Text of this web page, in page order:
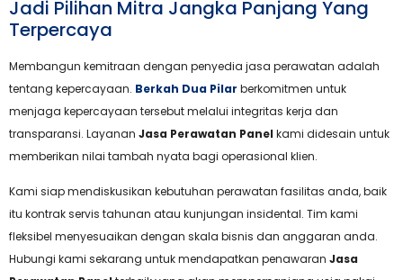
Jadi Pilihan Mitra Jangka Panjang Yang
Terpercaya
Membangun kemitraan dengan penyedia jasa perawatan adalah
tentang kepercayaan. Berkah Dua Pilar berkomitmen untuk
menjaga kepercayaan tersebut melalui integritas kerja dan
transparansi. Layanan Jasa Perawatan Panel kami didesain untuk
memberikan nilai tambah nyata bagi operasional klien.
Kami siap mendiskusikan kebutuhan perawatan fasilitas anda, baik
itu kontrak servis tahunan atau kunjungan insidental. Tim kami
fleksibel menyesuaikan dengan skala bisnis dan anggaran anda.
Hubungi kami sekarang untuk mendapatkan penawaran Jasa